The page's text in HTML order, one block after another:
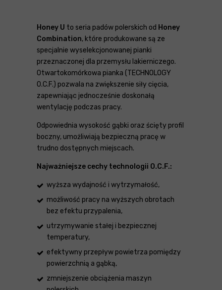
Honey U to seria padów polerskich od Honey
Combination, które produkowane są ze
specjalnie wyselekcjonowanej pianki
przeznaczonej dla przemysłu lakierniczego.
Otwartokomórkowa pianka (TECHNOLOGY
O.C.F.) pozwala na zwiększenie siły cięcia,
zapewniając jednocześnie doskonałą
wentylację podczas pracy.
Odpowiednia wysokość gąbki oraz ścięty profil
boczny, umożliwiają bezpieczną pracę w
trudno dostępnych miejscach.
Najważniejsze cechy technologii O.C.F.:
wyższa wydajność i wytrzymałość,
możliwość pracy na wyższych obrotach
bez efektu przypalenia,
utrzymywanie stałej i bezpiecznej
temperatury,
efektywny przepływ powietrza pomiędzy
powierzchnią a gąbką,
zmniejszenie obciążenia maszyn